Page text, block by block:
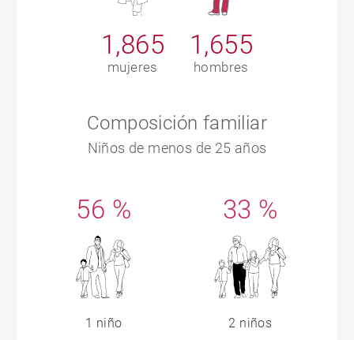
1,865
mujeres
1,655
hombres
Composición familiar
Niños de menos de 25 años
56 %
1 niño
33 %
2 niños